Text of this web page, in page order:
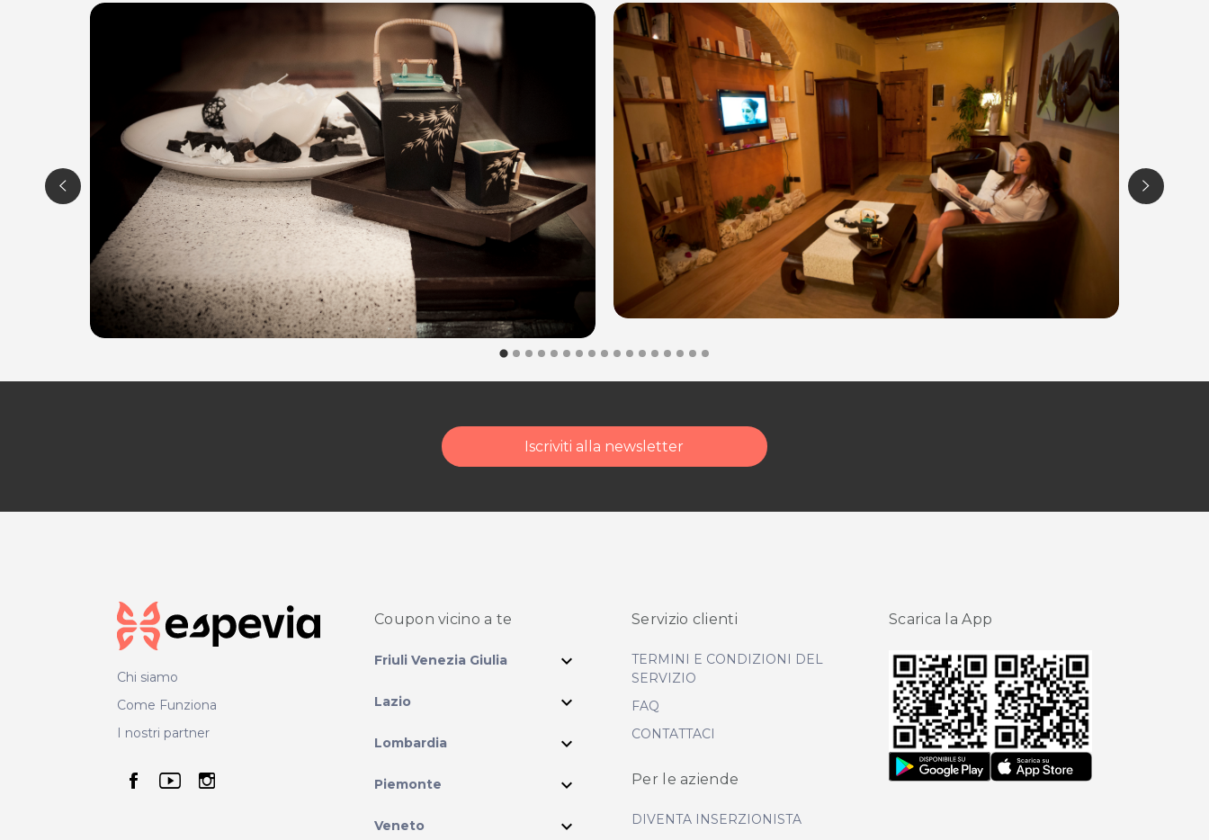
Iscriviti alla newsletter
Chi siamo
Come Funziona
I nostri partner
seguici su facebook
seguici su youtube
seguici su instagram
Coupon vicino a te
Friuli Venezia Giulia expand_more
Lazio expand_more
Lombardia expand_more
Piemonte expand_more
Veneto expand_more
Servizio clienti
TERMINI E CONDIZIONI DEL
SERVIZIO
FAQ
CONTATTACI
Per le aziende
DIVENTA INSERZIONISTA
Scarica la App